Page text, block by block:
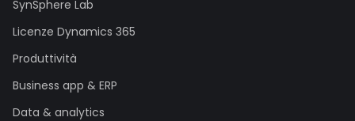
SynSphere Lab
Licenze Dynamics 365
Produttività
Business app & ERP
Data & analytics